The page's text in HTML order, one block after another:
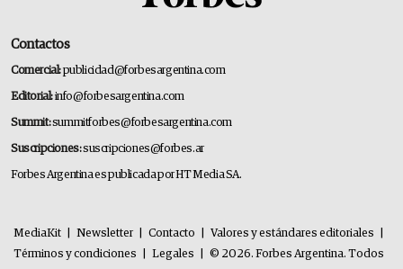
Contactos
Comercial:publicidad@forbesargentina.com
Editorial:info@forbesargentina.com
Summit:summitforbes@forbesargentina.com
Suscripciones:suscripciones@forbes.ar
Forbes Argentina es publicada por HT Media SA.
MediaKit Newsletter Contacto Valores y estándares editoriales
Términos y condiciones
Legales
© 2026. Forbes Argentina. Todos